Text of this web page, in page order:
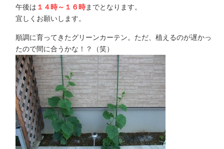
午後は １４時～１６時までとなります。
宜しくお願いします。
順調に育ってきたグリーンカーテン。ただ、植えるのが遅かっ
たので間に合うかな！？（笑）